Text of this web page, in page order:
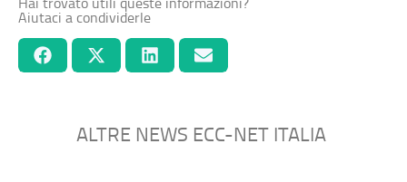
Aiutaci a condividerle
ALTRE NEWS ECC-NET ITALIA